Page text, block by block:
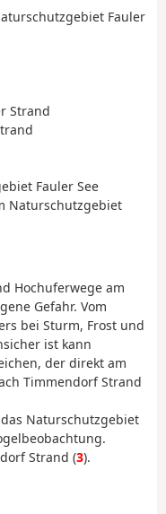
Fauler
Strand
Fauler See
Naturschutzgebiet
Hochuferwege am
Gefahr. Vom
bei Sturm, Frost und
ist kann
der direkt am
Timmendorf Strand
Naturschutzgebiet
Strand (3).